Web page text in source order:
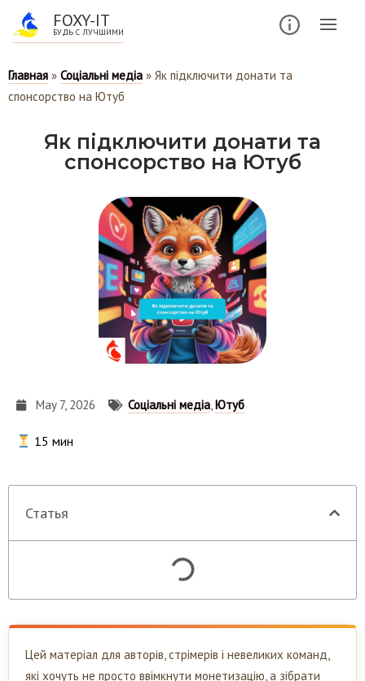
FOXY-IT
БУДЬ С ЛУЧШИМИ
Главная » Соціальні медіа » Як підключити донати та
спонсорство на Ютуб
Як підключити донати та
спонсорство на Ютуб
May 7, 2026 Соціальні медіа, Ютуб
15 мин
Статья
Цей матеріал для авторів, стрімерів і невеликих команд,
які хочуть не просто ввімкнути монетизацію, а зібрати